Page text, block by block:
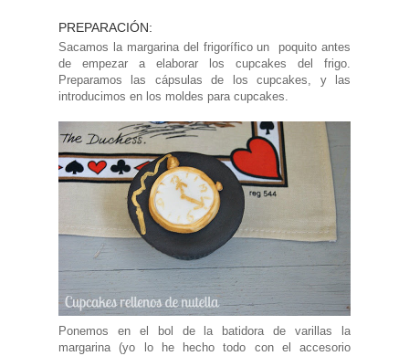
PREPARACIÓN:
Sacamos la margarina del frigorífico un poquito antes
de empezar a elaborar los cupcakes del frigo.
Preparamos las cápsulas de los cupcakes, y las
introducimos en los moldes para cupcakes.
Ponemos en el bol de la batidora de varillas la
margarina (yo lo he hecho todo con el accesorio